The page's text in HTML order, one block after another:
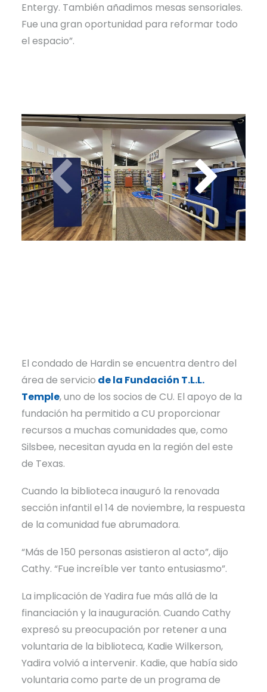
Entergy. También añadimos mesas sensoriales.
Fue una gran oportunidad para reformar todo
el espacio”.
El condado de Hardin se encuentra dentro del
área de servicio de la Fundación T.L.L.
Temple, uno de los socios de CU. El apoyo de la
fundación ha permitido a CU proporcionar
recursos a muchas comunidades que, como
Silsbee, necesitan ayuda en la región del este
de Texas.
Cuando la biblioteca inauguró la renovada
sección infantil el 14 de noviembre, la respuesta
de la comunidad fue abrumadora.
“Más de 150 personas asistieron al acto”, dijo
Cathy. “Fue increíble ver tanto entusiasmo”.
La implicación de Yadira fue más allá de la
financiación y la inauguración. Cuando Cathy
expresó su preocupación por retener a una
voluntaria de la biblioteca, Kadie Wilkerson,
Yadira volvió a intervenir. Kadie, que había sido
voluntaria como parte de un programa de